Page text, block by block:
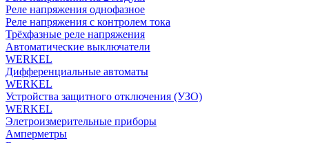
Реле напряжения однофазное
Реле напряжения с контролем тока
Трёхфазные реле напряжения
Автоматические выключатели
WERKEL
Дифференциальные автоматы
WERKEL
Устройства защитного отключения (УЗО)
WERKEL
Элетроизмерительные приборы
Амперметры